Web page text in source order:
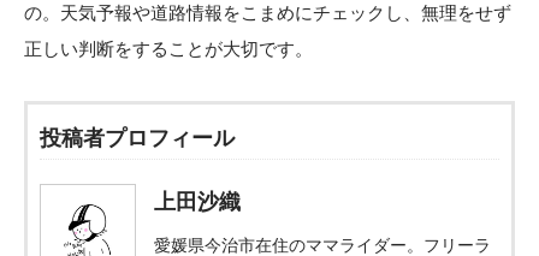
の。天気予報や道路情報をこまめにチェックし、無理をせず
正しい判断をすることが大切です。
投稿者プロフィール
上田沙織
愛媛県今治市在住のママライダー。フリーラ